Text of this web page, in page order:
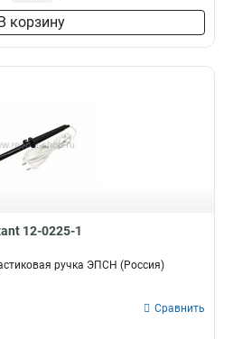
корзину
12-0225-1
ручка ЭПСН (Россия)
Сравнить